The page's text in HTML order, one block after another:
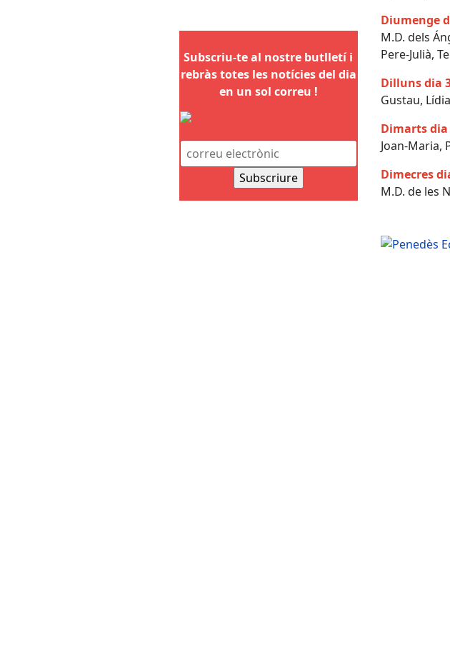
Subscriu-te al nostre butlletí i
rebràs totes les notícies del dia
en un sol correu !
Diumenge
M.D. dels
Pere-Julià,
Dilluns dia
Gustau,
Dimarts dia
Joan-Maria,
Dimecres
M.D. de les